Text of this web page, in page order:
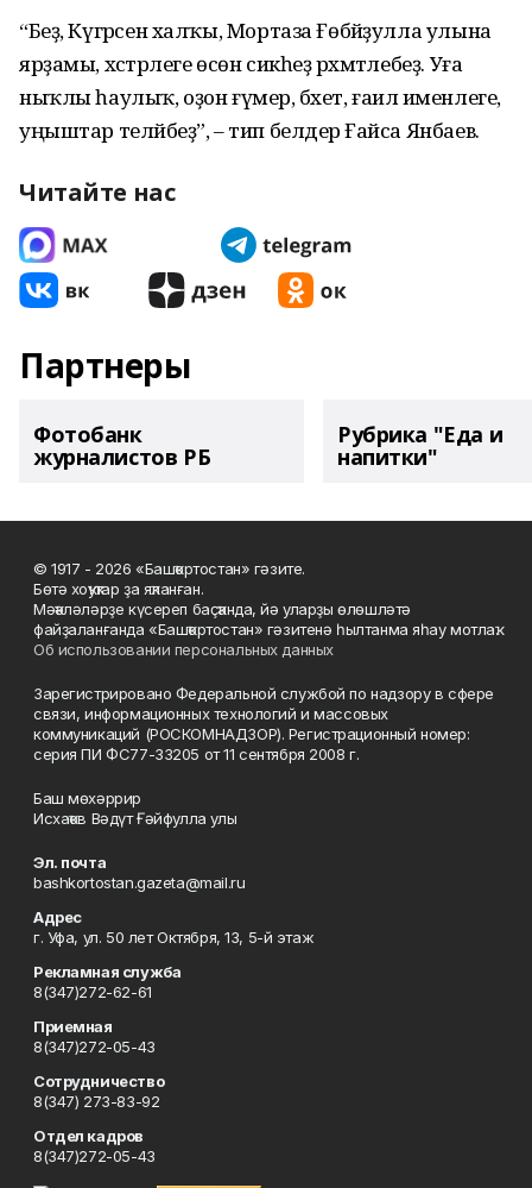
“Беҙ, Күгәрсен халҡы, Мортаза Ғөбәйҙулла улына
ярҙамы, хәстәрлеге өсөн сикһеҙ рәхмәтлебеҙ. Уға
ныҡлы һаулыҡ, оҙон ғүмер, бәхет, ғаилә именлеге,
уңыштар теләйбеҙ”, – тип белдерә Ғайса Янбаев.
Читайте нас
Партнеры
Фотобанк
журналистов РБ
Рубрика "Еда и
напитки"
© 1917 - 2026 «Башҡортостан» гәзите.
Бөтә хоҡуҡтар ҙа яҡланған.
Мәҡәләләрҙе күсереп баҫҡанда, йә уларҙы өлөшләтә
файҙаланғанда «Башҡортостан» гәзитенә һылтанма яһау мотлаҡ.
Об использовании персональных данных
Зарегистрировано Федеральной службой по надзору в сфере
связи, информационных технологий и массовых
коммуникаций (РОСКОМНАДЗОР). Регистрационный номер:
серия ПИ ФС77-33205 от 11 сентября 2008 г.
Баш мөхәррир
Исхаҡов Вәдүт Ғәйфулла улы
Эл. почта
bashkortostan.gazeta@mail.ru
Адрес
г. Уфа, ул. 50 лет Октября, 13, 5-й этаж
Рекламная служба
8(347)272-62-61
Приемная
8(347)272-05-43
Сотрудничество
8(347) 273-83-92
Отдел кадров
8(347)272-05-43